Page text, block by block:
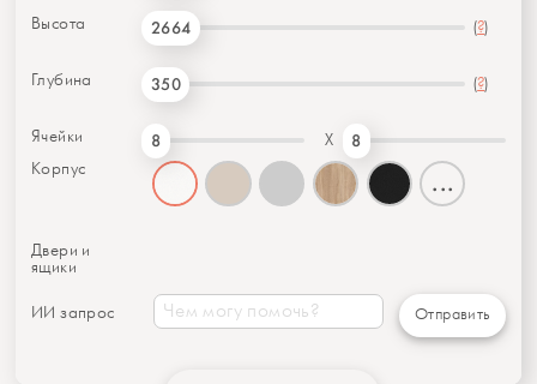
Высота 2664 (?)
Глубина 350 (?)
Ячейки 8 X 8
Корпус ...
Двери и
ящики
ИИ запрос Отправить